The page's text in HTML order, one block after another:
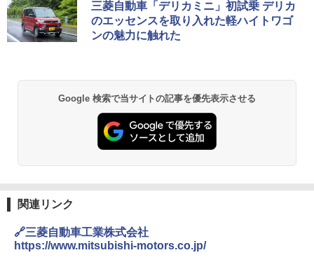
三菱自動車「デリカミニ」初試乗 デリカ
のエッセンスを取り入れた軽ハイトワゴ
ンの魅力に触れた
Google 検索で当サイトの記事を優先表示させる
関連リンク
🔗三菱自動車工業株式会社
https://www.mitsubishi-motors.co.jp/